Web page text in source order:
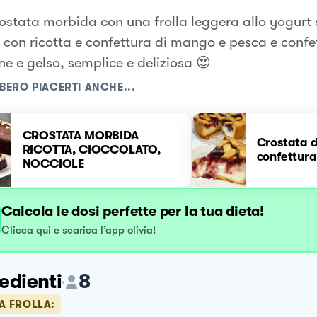
morbida con una frolla leggera allo yogurt
ricotta e confettura di mango e pesca e
e gelso, semplice e deliziosa 😍
PIACERTI ANCHE...
CROSTATA MORBIDA
RICOTTA, CIOCCOLATO,
NOCCIOLE
Crostata
confettura
Calcola le dosi perfette per la tua dieta!
Clicca qui e scarica l’app olivia!
8
FROLLA: